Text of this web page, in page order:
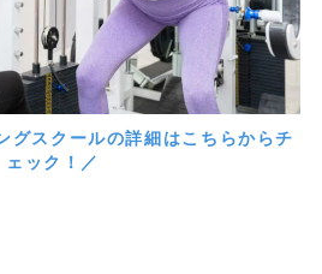
グスクールの詳細はこちらからチ
ェック！／